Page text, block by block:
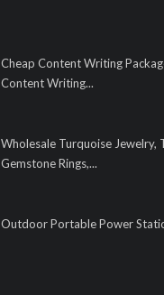
Cheap Content Writing
Content Writing...
Wholesale Turquoise Jewelry,
Gemstone Rings,...
Outdoor Portable Power